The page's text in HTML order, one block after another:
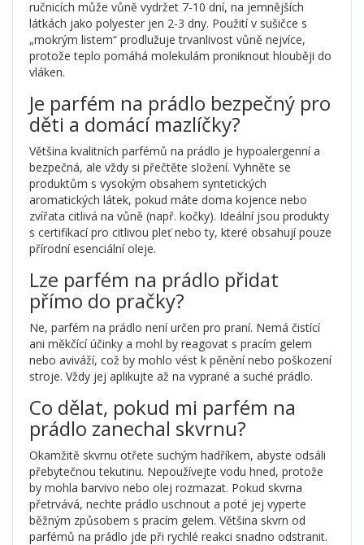
ručnicích může vůně vydržet 7-10 dní, na jemnějších
látkách jako polyester jen 2-3 dny. Použití v sušičce s
„mokrým listem“ prodlužuje trvanlivost vůně nejvíce,
protože teplo pomáhá molekulám proniknout hlouběji do
vláken.
Je parfém na prádlo bezpečný pro
děti a domácí mazlíčky?
Většina kvalitních parfémů na prádlo je hypoalergenní a
bezpečná, ale vždy si přečtěte složení. Vyhněte se
produktům s vysokým obsahem syntetických
aromatických látek, pokud máte doma kojence nebo
zvířata citlivá na vůně (např. kočky). Ideální jsou produkty
s certifikací pro citlivou pleť nebo ty, které obsahují pouze
přírodní esenciální oleje.
Lze parfém na prádlo přidat
přímo do pračky?
Ne, parfém na prádlo není určen pro praní. Nemá čistící
ani měkčící účinky a mohl by reagovat s pracím gelem
nebo aviváží, což by mohlo vést k pěnění nebo poškození
stroje. Vždy jej aplikujte až na vyprané a suché prádlo.
Co dělat, pokud mi parfém na
prádlo zanechal skvrnu?
Okamžitě skvrnu otřete suchým hadříkem, abyste odsáli
přebytečnou tekutinu. Nepoužívejte vodu hned, protože
by mohla barvivo nebo olej rozmazat. Pokud skvrna
přetrvává, nechte prádlo uschnout a poté jej vyperte
běžným způsobem s pracím gelem. Většina skvrn od
parfémů na prádlo jde při rychlé reakci snadno odstranit.